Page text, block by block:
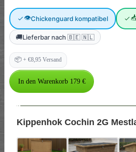
👁Chickenguard kompatibel
🚚Lieferbar nach 🇧🇪 🇳🇱
📦 + €8,95 Versand
--
Kippenhok Cochin 2G